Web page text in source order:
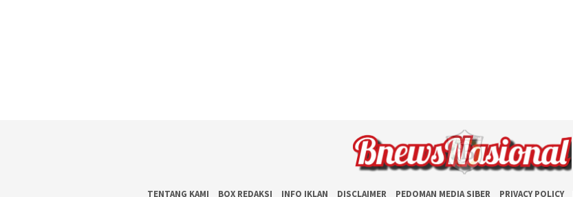
TENTANG KAMI BOX REDAKSI INFO IKLAN DISCLAIMER PEDOMAN MEDIA SIBER PRIVACY POLICY